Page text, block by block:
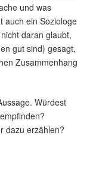
und was
auch ein Soziologe
daran glaubt,
gut sind) gesagt,
Zusammenhang
Würdest
dazu erzählen?